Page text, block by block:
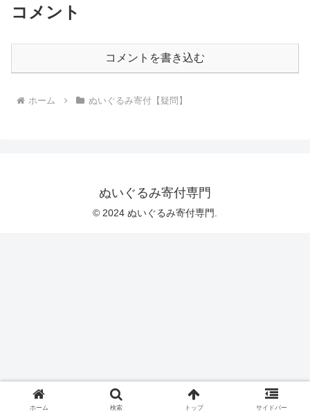
コメント
コメントを書き込む
ホーム ぬいぐるみ寄付【疑問】
ぬいぐるみ寄付専門
© 2024 ぬいぐるみ寄付専門.
ホーム 検索 トップ サイドバー